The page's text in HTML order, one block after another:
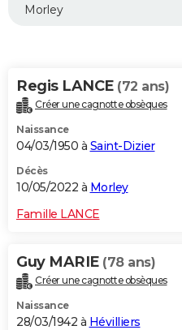
WEEK-END
Alimentation
Guide de la santé
Maladies
Médicaments
Sommeil
VOYAGE
Destinations
City break
Voyage nature
Voyage de noces
Forum
Climat
+PHOTO
GUIDES D'ACHAT
Carte de Noël
Carte Bonne année
Carte Saint-Valentin
Carte Pâques
Carte d'anniversaire
DICTIONNAIRE
Dictionnaire
Biographies
Citations
Expressions
Proverbes
PROGRAMME TV
Regis LANCE (72 ans)
Créer une cagnotte obsèques
Naissance
04/03/1950 à Saint-Dizier
Décès
10/05/2022 à Morley
Famille LANCE
Guy MARIE (78 ans)
Créer une cagnotte obsèques
Naissance
28/03/1942 à Hévilliers